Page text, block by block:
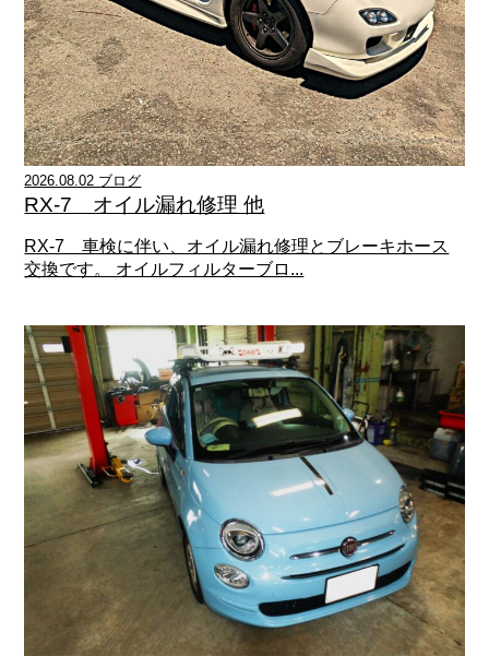
2026.08.02 ブログ
RX-7 オイル漏れ修理 他
RX-7 車検に伴い、オイル漏れ修理とブレーキホース
交換です。 オイルフィルターブロ...